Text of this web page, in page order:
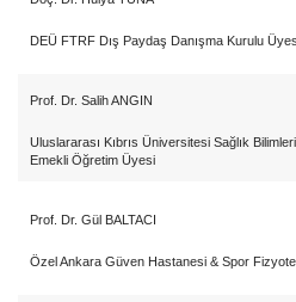
DEÜ FTRF Dış Paydaş Danışma Kurulu
Prof. Dr. Salih ANGIN
Uluslararası Kıbrıs Üniversitesi Sağlık
Emekli Öğretim Üyesi
Prof. Dr. Gül BALTACI
Özel Ankara Güven Hastanesi & Spor